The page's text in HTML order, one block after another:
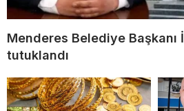
Menderes Belediye Başkanı
tutuklandı